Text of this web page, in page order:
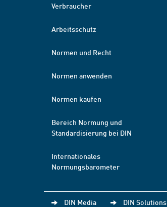
Verbraucher
Arbeitsschutz
Normen und Recht
Normen anwenden
Normen kaufen
Bereich Normung und
Standardisierung bei DIN
Internationales
Normungsbarometer
DIN Media DIN Solutions